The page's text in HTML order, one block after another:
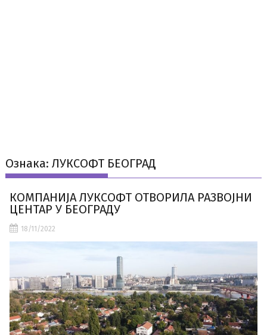
Ознака:ЛУКСОФТ БЕОГРАД
КОМПАНИЈА ЛУКСОФТ ОТВОРИЛА РАЗВОЈНИ
ЦЕНТАР У БЕОГРАДУ
18/11/2022